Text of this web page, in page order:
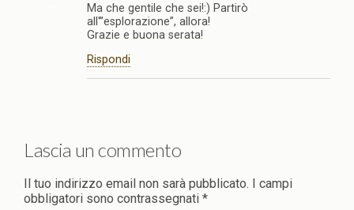
Ma che gentile che sei!:) Partirò
all'”esplorazione”, allora!
Grazie e buona serata!
Rispondi
Lascia un commento
Il tuo indirizzo email non sarà pubblicato.
I campi
obbligatori sono contrassegnati *